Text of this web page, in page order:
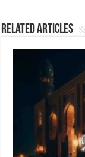
Related Articles